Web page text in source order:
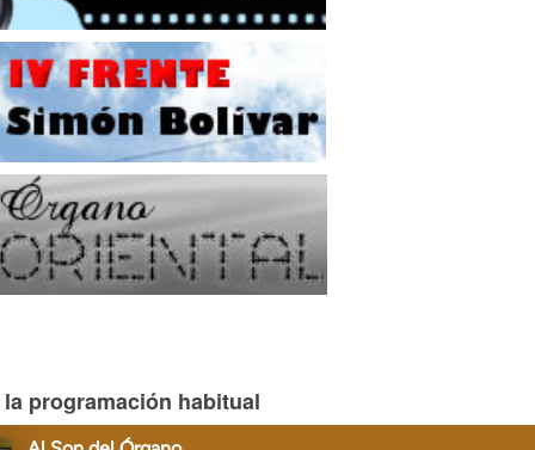
programación habitual